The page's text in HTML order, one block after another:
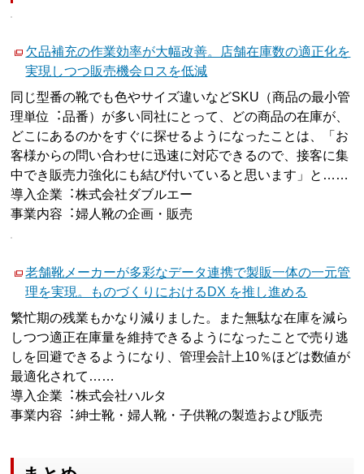
欠品補充の作業効率が大幅改善。店舗在庫数の適正化を
実現しつつ販売機会ロスを低減
同じ型番の靴でも色やサイズ違いなどSKU（商品の最小管
理単位︓品番）が多い同社にとって、どの商品の在庫が、
どこにあるのかをすぐに探せるようになったことは、「お
客様からの問い合わせに迅速に対応できるので、接客に集
中でき販売力強化にも結び付いていると思います」と……
導入企業︓株式会社ダブルエー
事業内容︓婦人靴の企画・販売
老舗靴メーカーが多彩なデータ連携で製販一体の一元管
理を実現。ものづくりにおけるDX を推し進める
繁忙期の残業もかなり減りました。また無駄な在庫を減ら
しつつ適正在庫量を維持できるようになったことで売り逃
しを回避できるようになり、管理会計上10％ほどは数値が
最適化されて……
導入企業︓株式会社ハルタ
事業内容︓紳士靴・婦人靴・子供靴の製造および販売